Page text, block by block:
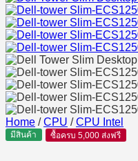
Home / CPU / CPU Intel
มีสินค้า ซื้อครบ 5,000 ส่งฟรี